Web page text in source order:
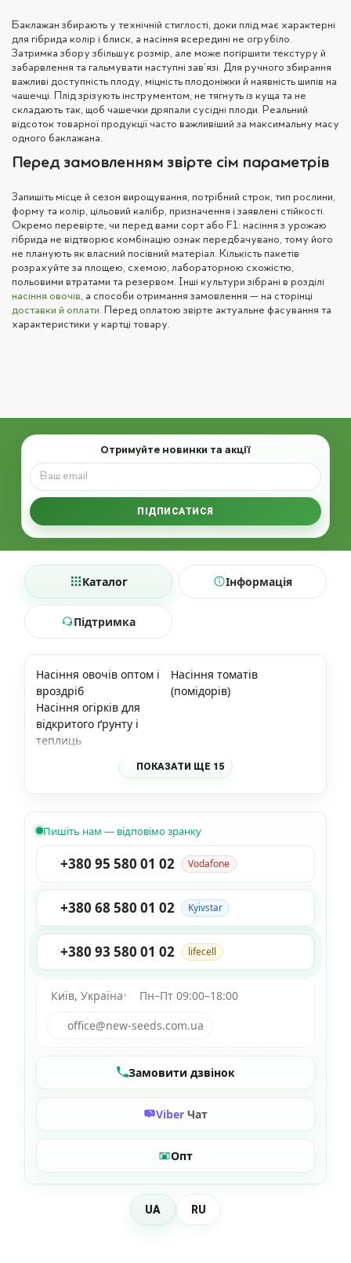
Баклажан збирають у технічній стиглості, доки плід має характерні
для гібрида колір і блиск, а насіння всередині не огрубіло.
Затримка збору збільшує розмір, але може погіршити текстуру й
забарвлення та гальмувати наступні зав’язі. Для ручного збирання
важливі доступність плоду, міцність плодоніжки й наявність шипів на
чашечці. Плід зрізують інструментом, не тягнуть із куща та не
складають так, щоб чашечки дряпали сусідні плоди. Реальний
відсоток товарної продукції часто важливіший за максимальну масу
одного баклажана.
Перед замовленням звірте сім параметрів
Запишіть місце й сезон вирощування, потрібний строк, тип рослини,
форму та колір, цільовий калібр, призначення і заявлені стійкості.
Окремо перевірте, чи перед вами сорт або F1: насіння з урожаю
гібрида не відтворює комбінацію ознак передбачувано, тому його
не планують як власний посівний матеріал. Кількість пакетів
розрахуйте за площею, схемою, лабораторною схожістю,
польовими втратами та резервом. Інші культури зібрані в розділі
насіння овочів, а способи отримання замовлення — на сторінці
доставки й оплати. Перед оплатою звірте актуальне фасування та
характеристики у картці товару.
Email
Отримуйте новинки та акції
ПІДПИСАТИСЯ
Каталог Інформація
Підтримка
Насіння овочів оптом і
вроздріб
Насіння томатів
(помідорів)
Насіння огірків для
відкритого ґрунту і
теплиць
ПОКАЗАТИ ЩЕ 15
Пишіть нам — відповімо зранку
+380 95 580 01 02 Vodafone
+380 68 580 01 02 Kyivstar
+380 93 580 01 02 lifecell
Київ, Україна•
Пн–Пт 09:00–18:00
office@new-seeds.com.ua
Замовити дзвінок
Viber Чат
Опт
UA RU